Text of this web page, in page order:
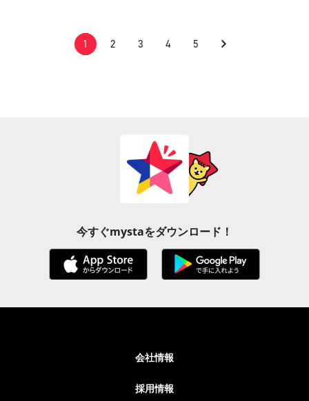
1 2 3 4 5 ›
今すぐmystaをダウンロード！
会社情報
採用情報